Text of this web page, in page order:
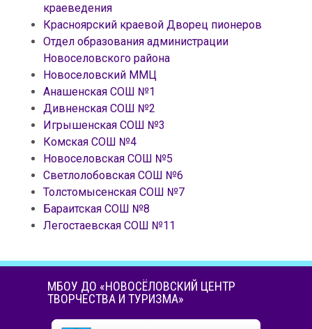
краеведения
Красноярский краевой Дворец пионеров
Отдел образования администрации
Новоселовского района
Новоселовский ММЦ
Анашенская СОШ №1
Дивненская СОШ №2
Игрышенская СОШ №3
Комская СОШ №4
Новоселовская СОШ №5
Светлолобовская СОШ №6
Толстомысенская СОШ №7
Бараитская СОШ №8
Легостаевская СОШ №11
МБОУ ДО «НОВОСЁЛОВСКИЙ ЦЕНТР
ТВОРЧЕСТВА И ТУРИЗМА»